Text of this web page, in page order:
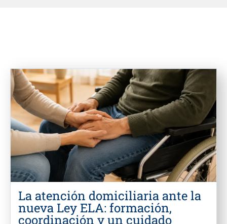
La atención domiciliaria ante la
nueva Ley ELA: formación,
coordinación y un cuidado